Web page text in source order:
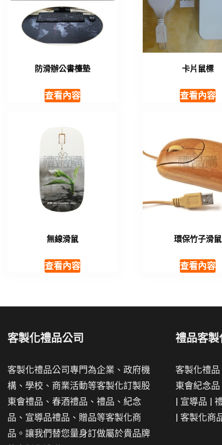
防滑辦公書檯墊
查看內容
卡片鼠標
查看內容
無線滑鼠
查看內容
環保竹子滑鼠
查看內容
客製化禮品公司
客製化禮品公司專門為企業、政府機
構、學校、商業活動等客製化訂製股
東會禮品、春酒禮品、禮品、紀念
品、宣導品禮品、贈品等客製化商
品。讓我們替您量身訂做屬於貴品牌
禮品客製
客製化禮品
東會紀念品
| 宣導品 |
| 客製化商